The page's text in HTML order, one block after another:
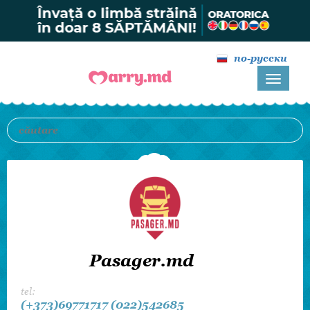
по-русски
Pasager.md
tel:
(+373)69771717 (022)542685